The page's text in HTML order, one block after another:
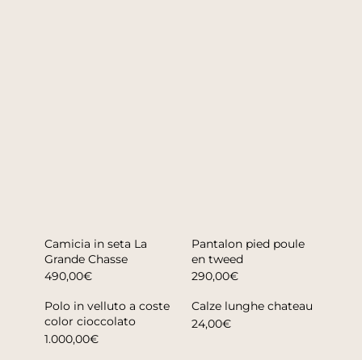
Camicia in seta La
Grande Chasse
490,00€
Pantalon pied poule
en tweed
290,00€
Polo in velluto a coste
color cioccolato
1.000,00€
Calze lunghe chateau
24,00€